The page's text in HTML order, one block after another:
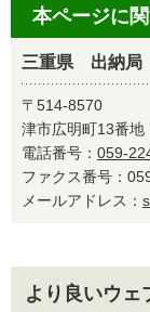
本ページに
三重県 出納局
〒514-8570
津市広明町13番地
電話番号： 059-
ファクス番号：
メールアドレス：
より良いウェ